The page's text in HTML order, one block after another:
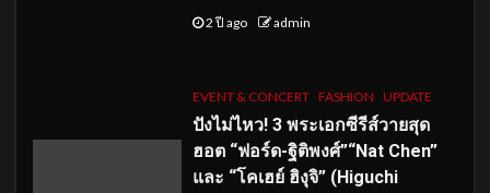
2 ปี ago admin
EVENT & CONCERT FASHION UPDATE
ปังไม่ไหว! 3 พระเอกซีรีส์วายสุด
ฮอต “ฟอร์ด-ฐิติพงศ์”“Nat Chen”
และ “โคเฮย์ ฮิงุจิ” (Higuchi